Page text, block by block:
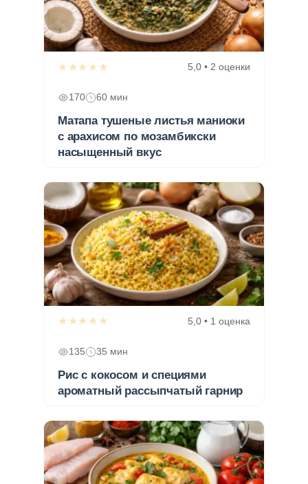
★★★★★ 5,0 • 2 оценки
170 60 мин
Матапа тушеные листья маниоки
с арахисом по мозамбикски
насыщенный вкус
★★★★★ 5,0 • 1 оценка
135 35 мин
Рис с кокосом и специями
ароматный рассыпчатый гарнир